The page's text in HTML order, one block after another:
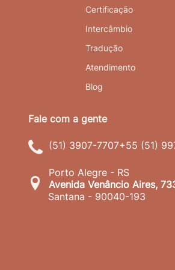
Certificação
Intercâmbio
Tradução
Atendimento
Blog
(51) 3907-7707+55 (51)
Porto Alegre - RS
Avenida Venâncio Aires,
Santana - 90040-193